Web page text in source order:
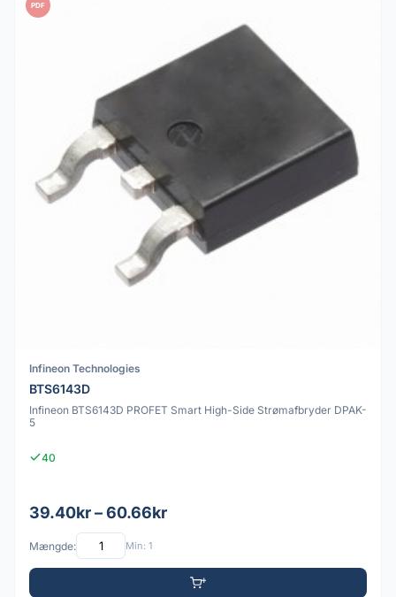
PDF
Infineon Technologies
BTS6143D
Infineon BTS6143D PROFET Smart High-Side Strømafbryder DPAK-
5
40
39.40kr – 60.66kr
Mængde: Min: 1